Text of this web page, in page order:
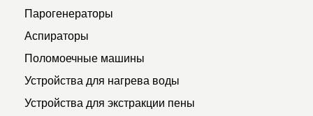
Парогенераторы
Аспираторы
Поломоечные машины
Устройства для нагрева воды
Устройства для экстракции пены